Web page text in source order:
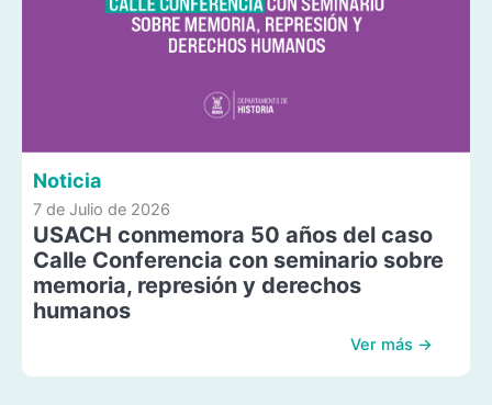
Noticia
7 de Julio de 2026
USACH conmemora 50 años del caso
Calle Conferencia con seminario sobre
memoria, represión y derechos
humanos
Ver más →